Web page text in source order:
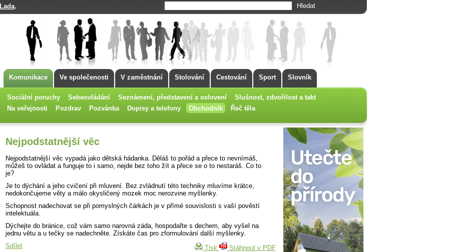
Lada.
Komunikace Ve společenosti V zaměstnání Stolování Cestování Sport Slovník
Sociální poruchy Sebeovládání Seznámení, představení a oslovení
Slušnost, zdvořilost a takt
Na veřejnosti
Pozdrav Pozvánka Dopisy a telefony Obchodník
Řeč těla
Nejpodstatnější věc
Nejpodstatnější věc vypadá jako dětská hádanka. Děláš to pořád a přece to nevnímáš,
můžeš to ovládat a funguje to i samo, nejde bez toho žít a přece se o to nestaráš. Co to
je?
Je to dýchání a jeho cvičení při mluvení. Bez zvládnutí této techniky mluvíme krátce,
nedokončujeme věty a málo okysličený mozek moc nerozvine myšlenky.
Schopnost nadechovat se při pomyslných čárkách je v přímé souvislosti s vaší pověstí
intelektuála.
Dýchejte do bránice, což vám samo narovná záda, hospodařte s dechem, aby vyšel na
jednu větu a u tečky se nadechněte. Získáte čas pro zformulování další myšlenky.
Sdílet
Tisk Stáhnout v PDF